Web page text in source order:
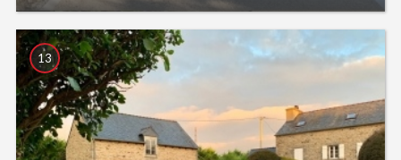
13